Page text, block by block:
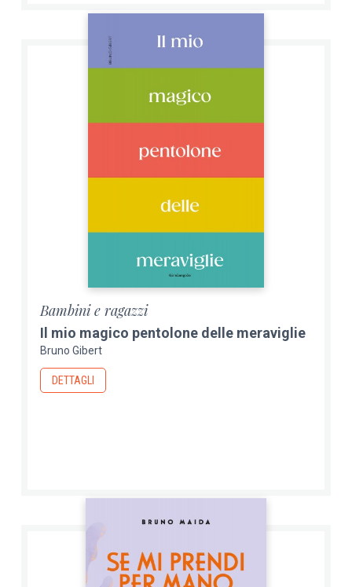
Bambini e ragazzi
Il mio magico pentolone delle meraviglie
Bruno Gibert
DETTAGLI